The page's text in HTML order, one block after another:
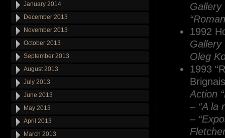
Gallery
1992
Gallery
Oleg
1993
Action
– “A la
–
January 2014
December 2013
November 2013
October 2013
September 2013
August 2013
July 2013
June 2013
May 2013
April 2013
March 2013